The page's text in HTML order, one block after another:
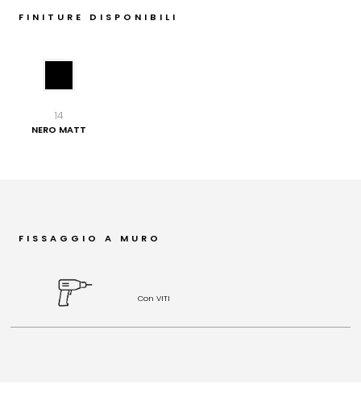
FINITURE DISPONIBILI
14
NERO MATT
FISSAGGIO A MURO
Con VITI